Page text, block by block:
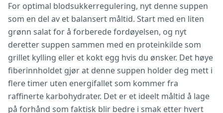
For optimal blodsukkerregulering, nyt denne suppen
som en del av et balansert måltid. Start med en liten
grønn salat for å forberede fordøyelsen, og nyt
deretter suppen sammen med en proteinkilde som
grillet kylling eller et kokt egg hvis du ønsker. Det høye
fiberinnholdet gjør at denne suppen holder deg mett i
flere timer uten energifallet som kommer fra
raffinerte karbohydrater. Det er et ideelt måltid å lage
på forhånd som faktisk blir bedre i smak etter hvert